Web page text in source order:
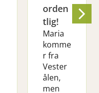
orden
tlig!
Maria
komme
r fra
Vester
ålen,
men